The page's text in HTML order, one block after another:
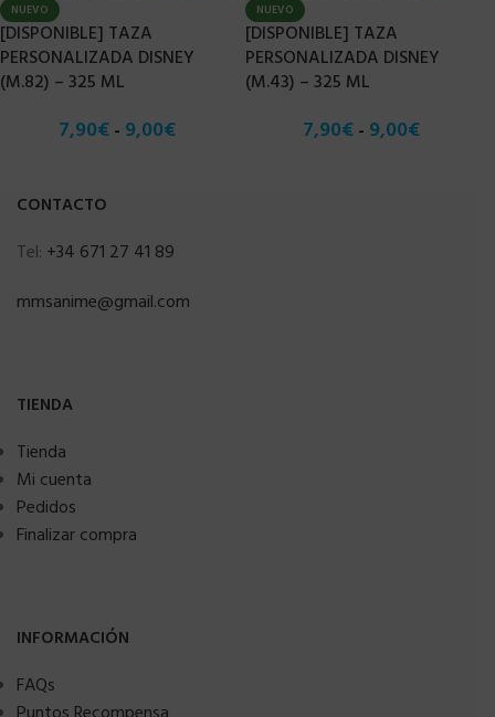
NUEVO
[DISPONIBLE] TAZA
PERSONALIZADA DISNEY
(M.82) – 325 ML
7,90€ - 9,00€
NUEVO
[DISPONIBLE] TAZA
PERSONALIZADA DISNEY
(M.43) – 325 ML
7,90€- 9,00€
CONTACTO
Tel: +34 671 27 41 89
mmsanime@gmail.com
TIENDA
Tienda
Mi cuenta
Pedidos
Finalizar compra
INFORMACIÓN
FAQs